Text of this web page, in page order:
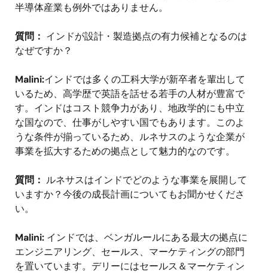
半導体産業も例外ではありません。
質問： インドが設計・製造拠点の有力候補となるのは
なぜですか？
Malini:インドでは多くの工科大学が新卒者を輩出して
いるため、高学歴で英語を話せる若手の人材が豊富で
す。インドはコスト競争力があり、地政学的にも中立
な国なので、仕事がしやすい国でもあります。このよ
うな条件が揃っているため、ルネサスのような企業が
事業を拡大するための拠点として魅力的なのです。
質問： ルネサスはインドでどのような事業を展開して
いますか？今後の成長計画についてもお聞かせくださ
い。
Malini: インドでは、ベンガルールにある最大の拠点に
エンジニアリング、セールス、マーケティングの部門
を置いています。デリーにはセールス＆マーケティン